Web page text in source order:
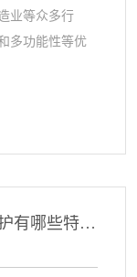
业等众多行
多功能性等优
欧式起重机的控制系统和安全防护有哪些特点？